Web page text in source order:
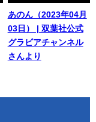
あのん（2023年04月
03日） | 双葉社公式
グラビアチャンネル
さんより